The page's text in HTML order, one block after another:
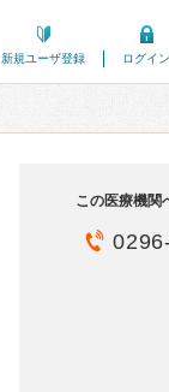
新規ユーザ登録 ログイン
この医療機関